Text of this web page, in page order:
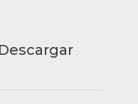
Descargar